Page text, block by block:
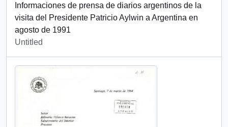
Informaciones de prensa de diarios argentinos de la
visita del Presidente Patricio Aylwin a Argentina en
agosto de 1991
Untitled